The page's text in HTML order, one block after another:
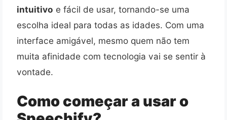
intuitivo e fácil de usar, tornando-se uma
escolha ideal para todas as idades. Com uma
interface amigável, mesmo quem não tem
muita afinidade com tecnologia vai se sentir à
vontade.
Como começar a usar o